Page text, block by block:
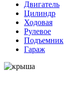
Двигатель
Цилиндр
Ходовая
Рулевое
Подъемник
Гараж